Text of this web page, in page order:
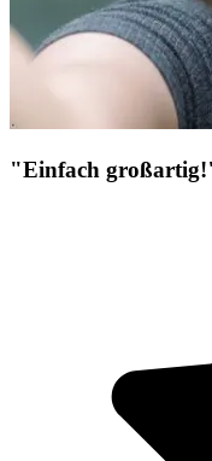
"Einfach